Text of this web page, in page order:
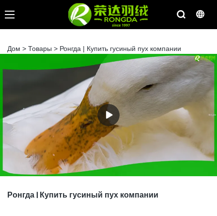
Дом > Товары > Ронгда | Купить гусиный пух компании
Ронгда | Купить гусиный пух компании